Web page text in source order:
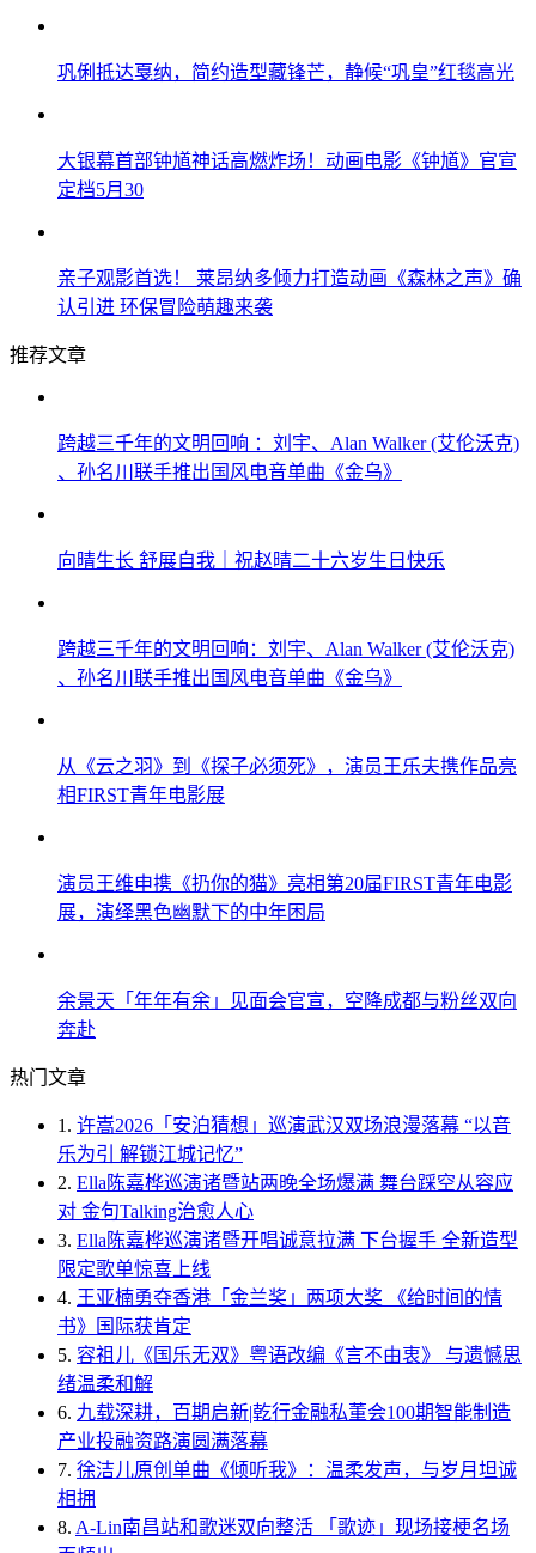
巩俐抵达戛纳，简约造型藏锋芒，静候“巩皇”红毯高光
大银幕首部钟馗神话高燃炸场！动画电影《钟馗》官宣
定档5月30
亲子观影首选！ 莱昂纳多倾力打造动画《森林之声》确
认引进 环保冒险萌趣来袭
推荐文章
跨越三千年的文明回响 ：刘宇、Alan Walker (艾伦沃克)
、孙名川联手推出国风电音单曲《金乌》
向晴生长 舒展自我｜祝赵晴二十六岁生日快乐
跨越三千年的文明回响：刘宇、Alan Walker (艾伦沃克)
、孙名川联手推出国风电音单曲《金乌》
从《云之羽》到《探子必须死》，演员王乐夫携作品亮
相FIRST青年电影展
演员王维申携《扔你的猫》亮相第20届FIRST青年电影
展，演绎黑色幽默下的中年困局
余景天「年年有余」见面会官宣，空降成都与粉丝双向
奔赴
热门文章
1. 许嵩2026「安泊猜想」巡演武汉双场浪漫落幕 “以音
乐为引 解锁江城记忆”
2. Ella陈嘉桦巡演诸暨站两晚全场爆满 舞台踩空从容应
对 金句Talking治愈人心
3. Ella陈嘉桦巡演诸暨开唱诚意拉满 下台握手 全新造型
限定歌单惊喜上线
4. 王亚楠勇夺香港「金兰奖」两项大奖 《给时间的情
书》国际获肯定
5. 容祖儿《国乐无双》粤语改编《言不由衷》 与遗憾思
绪温柔和解
6. 九载深耕，百期启新|乾行金融私董会100期智能制造
产业投融资路演圆满落幕
7. 徐洁儿原创单曲《倾听我》：温柔发声，与岁月坦诚
相拥
8. A-Lin南昌站和歌迷双向整活 「歌迹」现场接梗名场